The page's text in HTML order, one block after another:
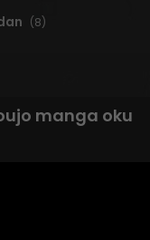
(8)
manga oku